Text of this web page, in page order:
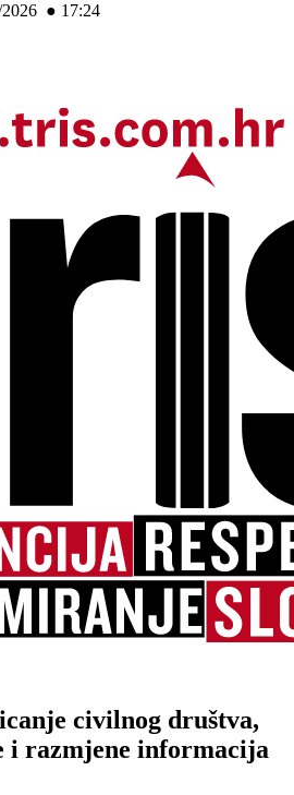
2026 ● 17:24
civilnog društva,
i razmjene informacija